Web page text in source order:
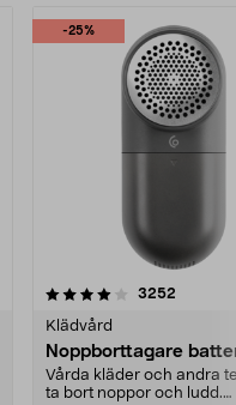
-25%
3252
Klädvård
Noppborttagare
Vårda kläder och andra
ta bort noppor och ludd.
4.5av 5 stjärnor